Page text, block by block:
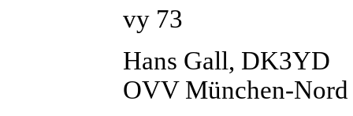
vy 73
Hans Gall, DK3YD
OVV München-Nord